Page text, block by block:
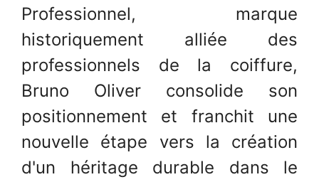
Professionnel, marque
historiquement alliée des
professionnels de la coiffure,
Bruno Oliver consolide son
positionnement et franchit une
nouvelle étape vers la création
d'un héritage durable dans le